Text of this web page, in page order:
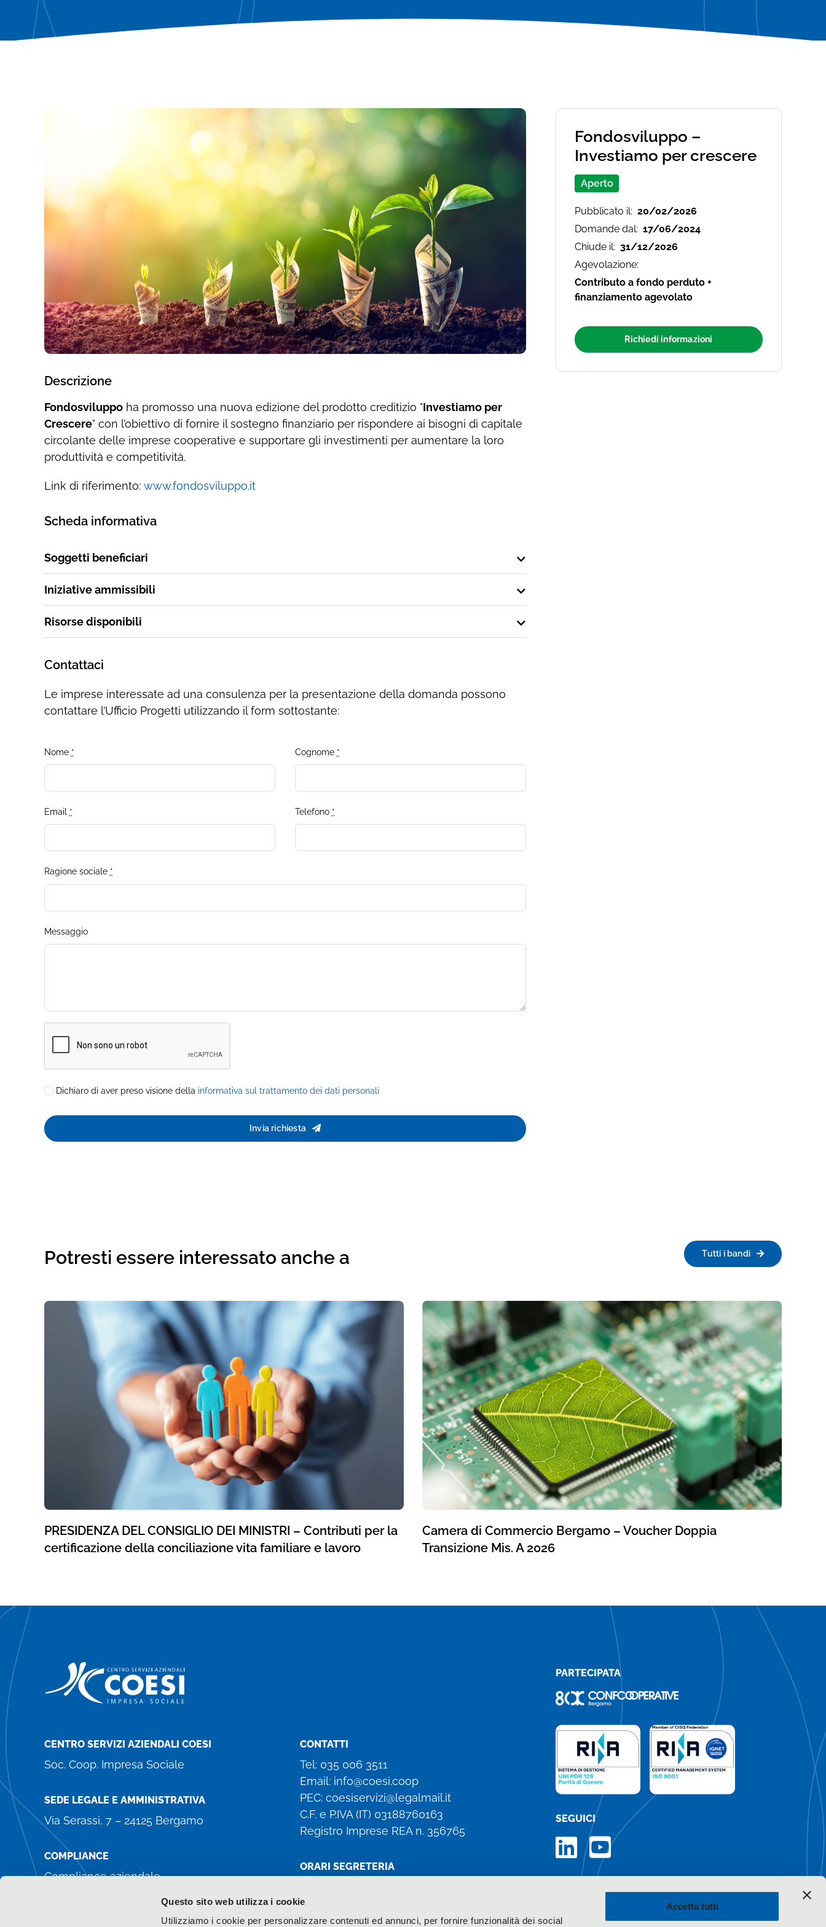
Questo sito web utilizza i cookie
Utilizziamo i cookie per personalizzare contenuti ed annunci, per fornire funzionalità dei social
Accetta tutti
Verifica adeguamento statutario e
consulenza legale
Coesi
Verifica adeguamento statutario e
professionale
Richiedi informazioni sui servizi di CSA
Descrizione
Fondosviluppoha promosso una nuova edizione del prodotto creditizio "Investiamo per
Crescere" con l’obiettivo di fornire il sostegno finanziario per rispondere ai bisogni di capitale
circolante delle imprese cooperative e supportare gli investimenti per aumentare la loro
produttività e competitività.
Link di riferimento: www.fondosviluppo.it
Scheda informativa
Soggetti beneficiari
Iniziative ammissibili
Risorse disponibili
Contattaci
Le imprese interessate ad una consulenza per la presentazione della domanda possono
contattare l’Ufficio Progetti utilizzando il form sottostante:
Nome * Cognome *
Email * Telefono *
Ragione sociale *
Messaggio
Dichiaro di aver preso visione della informativa sul trattamento dei dati personali
Invia richiesta
Fondosviluppo –
Investiamo per crescere
Aperto
Pubblicato il: 20/02/2026
Domande dal: 17/06/2024
Chiude il: 31/12/2026
Agevolazione:
Contributo a fondo perduto +
finanziamento agevolato
Richiedi informazioni
Potresti essere interessato anche a Tutti i bandi
PRESIDENZA DEL CONSIGLIO DEI MINISTRI – Contributi per la
certificazione della conciliazione vita familiare e lavoro
Camera di Commercio Bergamo – Voucher Doppia
Transizione Mis. A 2026
CENTRO SERVIZI AZIENDALI COESI
Soc. Coop. Impresa Sociale
SEDE LEGALE E AMMINISTRATIVA
Via Serassi, 7 – 24125 Bergamo
COMPLIANCE
Compliance aziendale
Amministrazione trasparente
CONTATTI
Tel: 035 006 3511
Email: info@coesi.coop
PEC: coesiservizi@legalmail.it
C.F. e P.IVA (IT) 03188760163
Registro Imprese REA n. 356765
ORARI SEGRETERIA
Lun, Mar, Gio: 8:30 – 13:00 / 14:00 – 17:00
Mer: 8:30 – 13:00
PARTECIPATA
SEGUICI
Iscriviti alla newsletter